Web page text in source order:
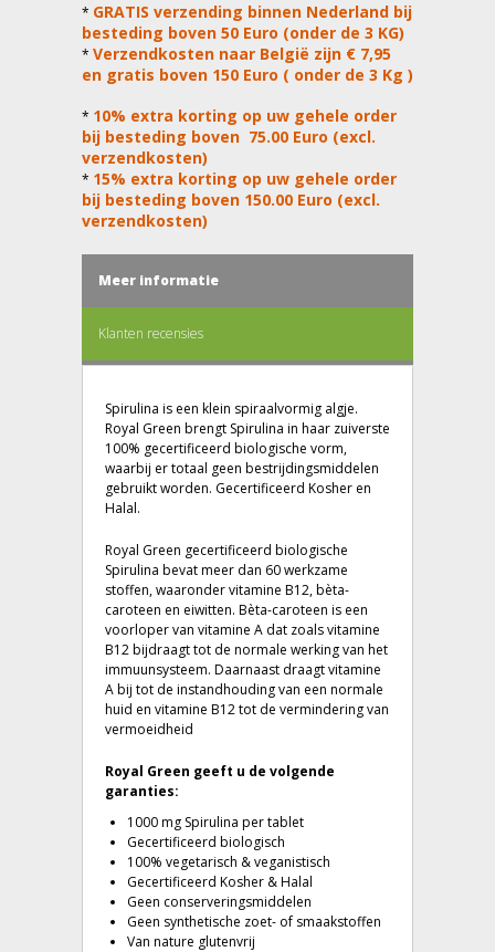
* GRATIS verzending binnen Nederland bij
besteding boven 50 Euro (onder de 3 KG)
* Verzendkosten naar België zijn € 7,95
en gratis boven 150 Euro ( onder de 3 Kg )
* 10% extra korting op uw gehele order
bij besteding boven 75.00 Euro (excl.
verzendkosten)
* 15% extra korting op uw gehele order
bij besteding boven 150.00 Euro (excl.
verzendkosten)
Meer informatie
Klanten recensies
Spirulina is een klein spiraalvormig algje.
Royal Green brengt Spirulina in haar zuiverste
100% gecertificeerd biologische vorm,
waarbij er totaal geen bestrijdingsmiddelen
gebruikt worden. Gecertificeerd Kosher en
Halal.
Royal Green gecertificeerd biologische
Spirulina bevat meer dan 60 werkzame
stoffen, waaronder vitamine B12, bèta-
caroteen en eiwitten. Bèta-caroteen is een
voorloper van vitamine A dat zoals vitamine
B12 bijdraagt tot de normale werking van het
immuunsysteem. Daarnaast draagt vitamine
A bij tot de instandhouding van een normale
huid en vitamine B12 tot de vermindering van
vermoeidheid
Royal Green geeft u de volgende
garanties:
1000 mg Spirulina per tablet
Gecertificeerd biologisch
100% vegetarisch & veganistisch
Gecertificeerd Kosher & Halal
Geen conserveringsmiddelen
Geen synthetische zoet- of smaakstoffen
Van nature glutenvrij